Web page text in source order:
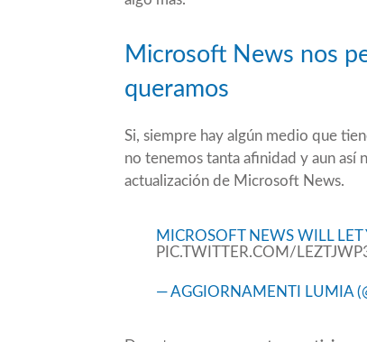
Microsoft News nos
queramos
Si, siempre hay algún medio que
no tenemos tanta afinidad y aun así
actualización de Microsoft News.
MICROSOFT NEWS WILL
PIC.TWITTER.COM/
— AGGIORNAMENTI LUMIA